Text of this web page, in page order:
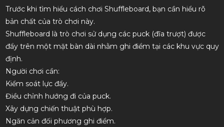
Trước khi tìm hiểu cách chơi Shuffleboard, bạn cần hiểu rõ
bản chất của trò chơi này.
Shuffleboard là trò chơi sử dụng các puck (đĩa trượt) được
đẩy trên một mặt bàn dài nhằm ghi điểm tại các khu vực quy
định.
Người chơi cần:
Kiểm soát lực đẩy.
Điều chỉnh hướng đi của puck.
Xây dựng chiến thuật phù hợp.
Ngăn cản đối phương ghi điểm.